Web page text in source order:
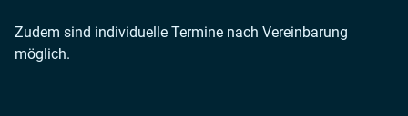
Zudem sind individuelle Termine nach Vereinbarung
möglich.